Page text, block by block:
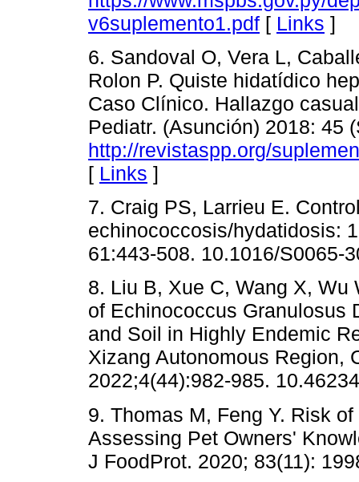
v6suplemento1.pdf [ Links ]
6. Sandoval O, Vera L,
Rolon P. Quiste hidatídico
Caso Clínico. Hallazgo
Pediatr. (Asunción) 2018: 45
http://revistaspp.org/
[ Links ]
7. Craig PS, Larrieu E.
echinococcosis/hydatidosis:
61:443-508. 10.1016/S0065-
8. Liu B, Xue C, Wang X, Wu
of Echinococcus Granulosus
and Soil in Highly Endemic
Xizang Autonomous Region,
2022;4(44):982-985.
9. Thomas M, Feng Y. Risk
Assessing Pet Owners'
J FoodProt. 2020; 83(11):